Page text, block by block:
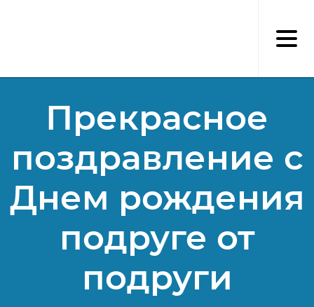
Прекрасное
поздравление с
Днем рождения
подруге от
подруги